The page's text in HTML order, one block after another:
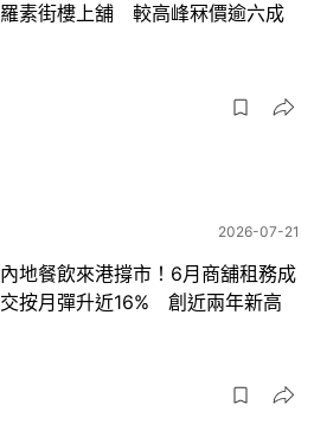
羅素街樓上舖 較高峰冧價逾六成
2026-07-21
內地餐飲來港撐市！6月商舖租務成
交按月彈升近16% 創近兩年新高